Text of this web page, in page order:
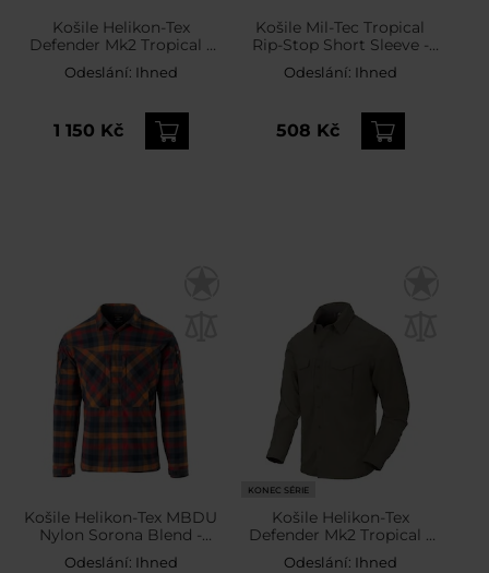
Košile Helikon-Tex
Defender Mk2 Tropical -
Silver Mink
Odeslání: Ihned
1 150 Kč
Košile Mil-Tec Tropical
Rip-Stop Short Sleeve -
Khaki
Odeslání: Ihned
508 Kč
Košile Helikon-Tex MBDU
Nylon Sorona Blend -
Dark Autumn Checkered
Odeslání: Ihned
KONEC SÉRIE
Košile Helikon-Tex
Defender Mk2 Tropical -
Dark Olive
Odeslání: Ihned